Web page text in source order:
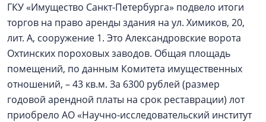
ГКУ «Имущество Санкт-Петербурга» подвело итоги
торгов на право аренды здания на ул. Химиков, 20,
лит. А, сооружение 1. Это Александровские ворота
Охтинских пороховых заводов. Общая площадь
помещений, по данным Комитета имущественных
отношений, – 43 кв.м. За 6300 рублей (размер
годовой арендной платы на срок реставрации) лот
приобрело АО «Научно-исследовательский институт